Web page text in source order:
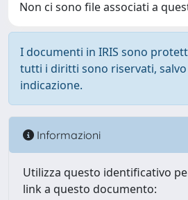
Non ci sono file associati a
I documenti in IRIS sono
tutti i diritti sono riservati, salvo
indicazione.
Informazioni
Utilizza questo identificativo
link a questo documento: